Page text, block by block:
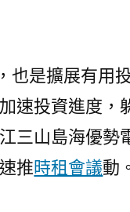
也是擴展有用
速投資進度，
三山島海優勢
推時租會議動